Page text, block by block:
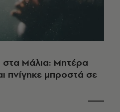
στα Μάλια: Μητέρα
πνίγηκε μπροστά σε